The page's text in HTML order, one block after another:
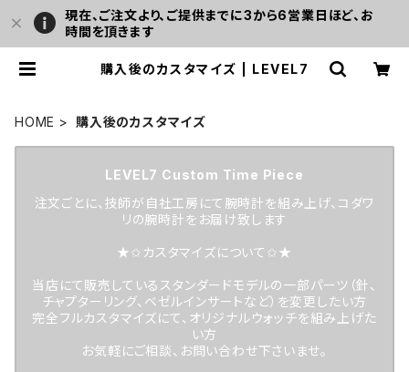
現在、ご注文より、ご提供までに3から6営業日ほど、お
時間を頂きます
購入後のカスタマイズ | LEVEL7
HOME 購入後のカスタマイズ
LEVEL7 Custom Time Piece
注文ごとに、技師が自社工房にて腕時計を組み上げ、コダワ
リの腕時計をお届け致します
★✩カスタマイズについて✩★
当店にて販売しているスタンダードモデルの一部パーツ（針、
チャプターリング、ベゼルインサートなど）を変更したい方
完全フルカスタマイズにて、オリジナルウォッチを組み上げた
い方
お気軽にご相談、お問い合わせ下さいませ。